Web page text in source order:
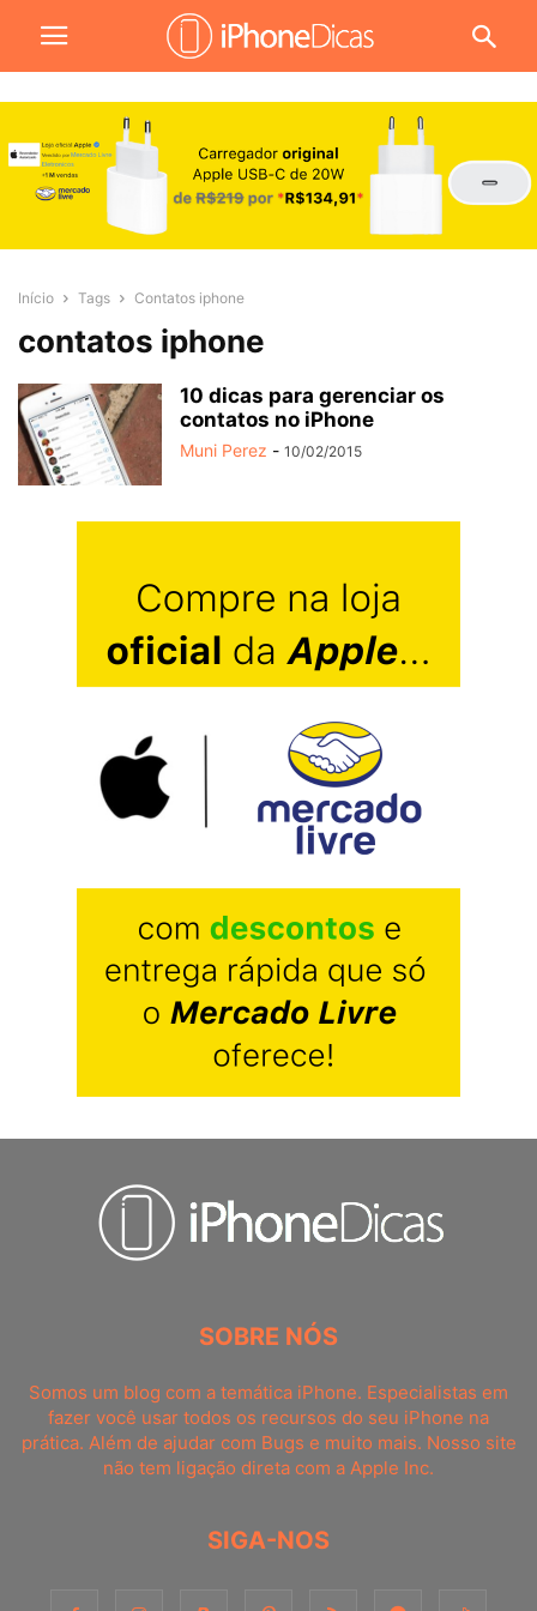
Início Tags Contatos iphone
contatos iphone
10 dicas para gerenciar os
contatos no iPhone
Muni Perez - 10/02/2015
SOBRE NÓS
Somos um blog com a temática iPhone. Especialistas em
fazer você usar todos os recursos do seu iPhone na
prática. Além de ajudar com Bugs e muito mais. Nosso site
não tem ligação direta com a Apple Inc.
SIGA-NOS